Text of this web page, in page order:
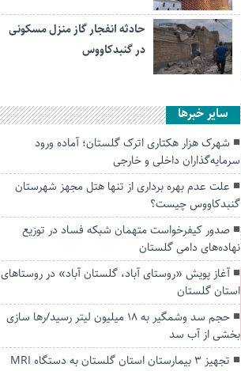
حادثه انفجار گاز منزل مسکونی
در گنبدکاووس
سایر خبرها
شهرک هزار هکتاری اترک گلستان؛ آماده ورود
سرمایه‌گذاران داخلی و خارجی
علت عدم بهره برداری از تنها هتل مجهز شهرستان
گنبدکاووس چیست؟
صدور کیفرخواست متهمان شبکه فساد در توزیع
نهاده‌های دامی گلستان
آغاز پویش «روستای آباد، گلستان آباد» در روستاهای
استان گلستان
حجم سد وشمگیر به ۱۸ میلیون لیتر رسید/رها سازی
بخشی از آب سد
تجهیز ۳ بیمارستان استان گلستان به دستگاه MRI